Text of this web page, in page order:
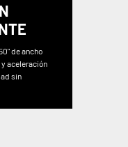
de ancho
aceleración
sin